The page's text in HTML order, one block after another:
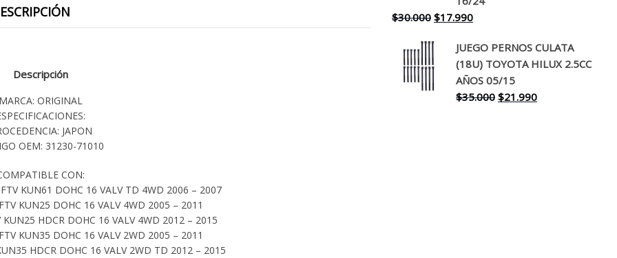
Descripción
ORIGINAL
JAPON
OEM: 31230-71010
CON:
KUN61 DOHC 16 VALV TD 4WD 2006 – 2007
KUN25 DOHC 16 VALV 4WD 2005 – 2011
HDCR DOHC 16 VALV 4WD 2012 – 2015
KUN35 DOHC 16 VALV 2WD 2005 – 2011
HDCR DOHC 16 VALV 2WD TD 2012 – 2015
$30.000 El
original
era:
$30.000.
$17.990El
actual
es:
$17.990.
JUEGO PERNOS CULATA
(18U) TOYOTA HILUX 2.5CC
AÑOS 05/15
$35.000 El
$21.990El